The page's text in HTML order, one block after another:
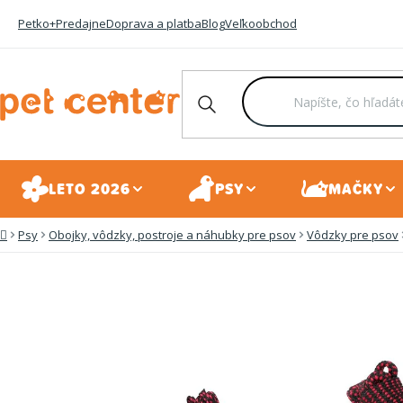
Petko+PredajneDoprava a platbaBlogVeľkoobchod
LETO 2026 PSY MAČKY
Domov
Psy Obojky, vôdzky, postroje a náhubky pre psov Vôdzky pre psov